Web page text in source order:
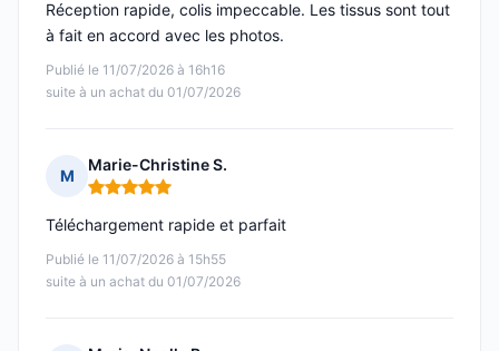
Publié le 11/07/2026 à 16h16
suite à un achat du 01/07/2026
Réception rapide, colis impeccable. Les tissus sont tout
à fait en accord avec les photos.
M
Marie-Christine S.
Note : 5 sur 5
Publié le 11/07/2026 à 15h55
suite à un achat du 01/07/2026
Téléchargement rapide et parfait